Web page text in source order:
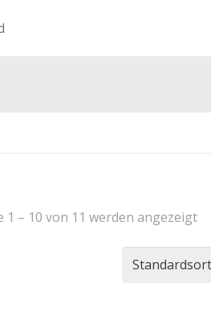
1 – 10 von 11 werden angezeigt